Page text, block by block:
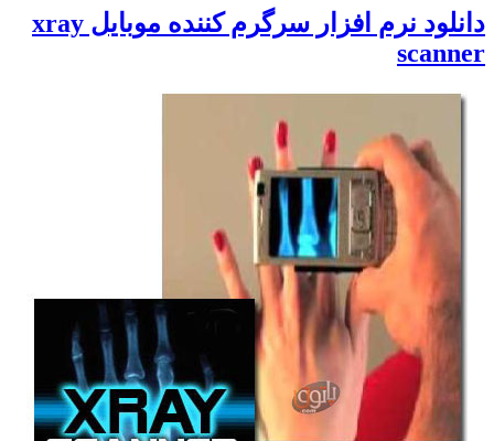
دانلود نرم افزار سرگرم کننده موبایل xray
scanner